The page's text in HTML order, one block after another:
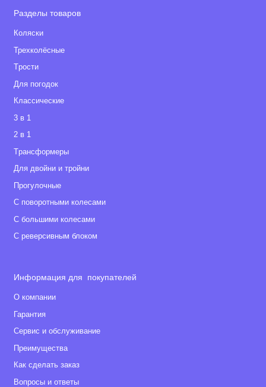
Разделы товаров
Коляски
Трехколёсные
Tрости
Для погодок
Классические
3 в 1
2 в 1
Tрансформеры
Для двойни и тройни
Прогулочные
С поворотными колесами
С большими колесами
С реверсивным блоком
Информация для покупателей
О компании
Гарантия
Сервис и обслуживание
Преимущества
Как сделать заказ
Вопросы и ответы